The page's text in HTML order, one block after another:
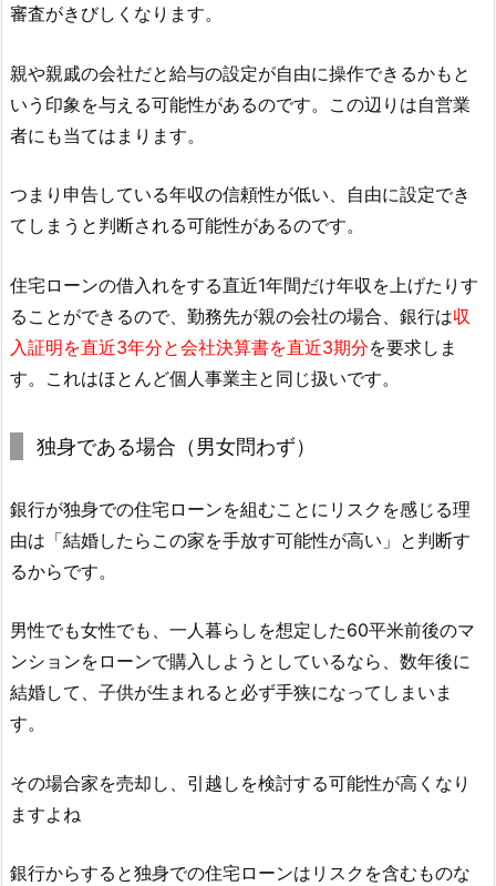
審査がきびしくなります。
親や親戚の会社だと給与の設定が自由に操作できるかもと
いう印象を与える可能性があるのです。この辺りは自営業
者にも当てはまります。
つまり申告している年収の信頼性が低い、自由に設定でき
てしまうと判断される可能性があるのです。
住宅ローンの借入れをする直近1年間だけ年収を上げたりす
ることができるので、勤務先が親の会社の場合、銀行は収
入証明を直近3年分と会社決算書を直近3期分を要求しま
す。これはほとんど個人事業主と同じ扱いです。
独身である場合（男女問わず）
銀行が独身での住宅ローンを組むことにリスクを感じる理
由は「結婚したらこの家を手放す可能性が高い」と判断す
るからです。
男性でも女性でも、一人暮らしを想定した60平米前後のマ
ンションをローンで購入しようとしているなら、数年後に
結婚して、子供が生まれると必ず手狭になってしまいま
す。
その場合家を売却し、引越しを検討する可能性が高くなり
ますよね
銀行からすると独身での住宅ローンはリスクを含むものな